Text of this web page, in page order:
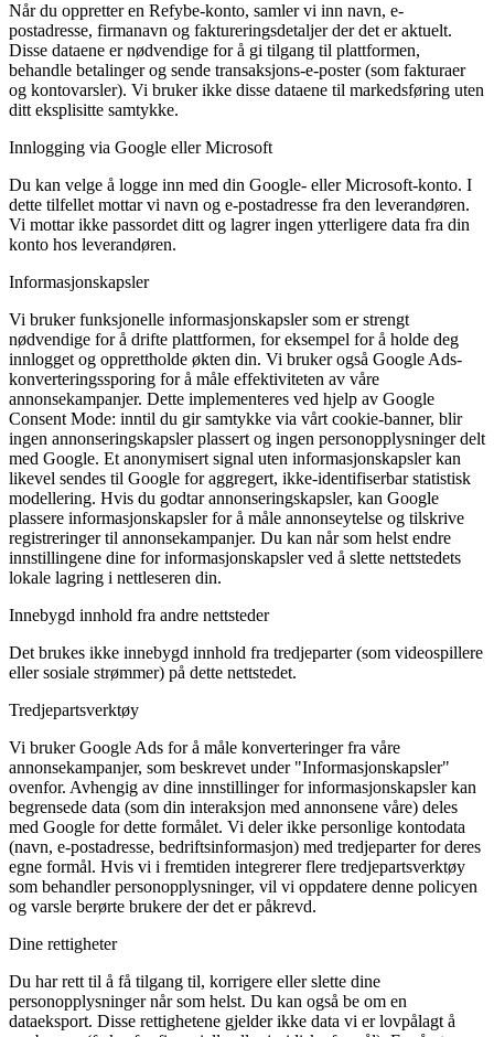
Når du oppretter en Refybe-konto, samler vi inn navn, e-
postadresse, firmanavn og faktureringsdetaljer der det er aktuelt.
Disse dataene er nødvendige for å gi tilgang til plattformen,
behandle betalinger og sende transaksjons-e-poster (som fakturaer
og kontovarsler). Vi bruker ikke disse dataene til markedsføring uten
ditt eksplisitte samtykke.
Innlogging via Google eller Microsoft
Du kan velge å logge inn med din Google- eller Microsoft-konto. I
dette tilfellet mottar vi navn og e-postadresse fra den leverandøren.
Vi mottar ikke passordet ditt og lagrer ingen ytterligere data fra din
konto hos leverandøren.
Informasjonskapsler
Vi bruker funksjonelle informasjonskapsler som er strengt
nødvendige for å drifte plattformen, for eksempel for å holde deg
innlogget og opprettholde økten din. Vi bruker også Google Ads-
konverteringssporing for å måle effektiviteten av våre
annonsekampanjer. Dette implementeres ved hjelp av Google
Consent Mode: inntil du gir samtykke via vårt cookie-banner, blir
ingen annonseringskapsler plassert og ingen personopplysninger delt
med Google. Et anonymisert signal uten informasjonskapsler kan
likevel sendes til Google for aggregert, ikke-identifiserbar statistisk
modellering. Hvis du godtar annonseringskapsler, kan Google
plassere informasjonskapsler for å måle annonseytelse og tilskrive
registreringer til annonsekampanjer. Du kan når som helst endre
innstillingene dine for informasjonskapsler ved å slette nettstedets
lokale lagring i nettleseren din.
Innebygd innhold fra andre nettsteder
Det brukes ikke innebygd innhold fra tredjeparter (som videospillere
eller sosiale strømmer) på dette nettstedet.
Tredjepartsverktøy
Vi bruker Google Ads for å måle konverteringer fra våre
annonsekampanjer, som beskrevet under "Informasjonskapsler"
ovenfor. Avhengig av dine innstillinger for informasjonskapsler kan
begrensede data (som din interaksjon med annonsene våre) deles
med Google for dette formålet. Vi deler ikke personlige kontodata
(navn, e-postadresse, bedriftsinformasjon) med tredjeparter for deres
egne formål. Hvis vi i fremtiden integrerer flere tredjepartsverktøy
som behandler personopplysninger, vil vi oppdatere denne policyen
og varsle berørte brukere der det er påkrevd.
Dine rettigheter
Du har rett til å få tilgang til, korrigere eller slette dine
personopplysninger når som helst. Du kan også be om en
dataeksport. Disse rettighetene gjelder ikke data vi er lovpålagt å